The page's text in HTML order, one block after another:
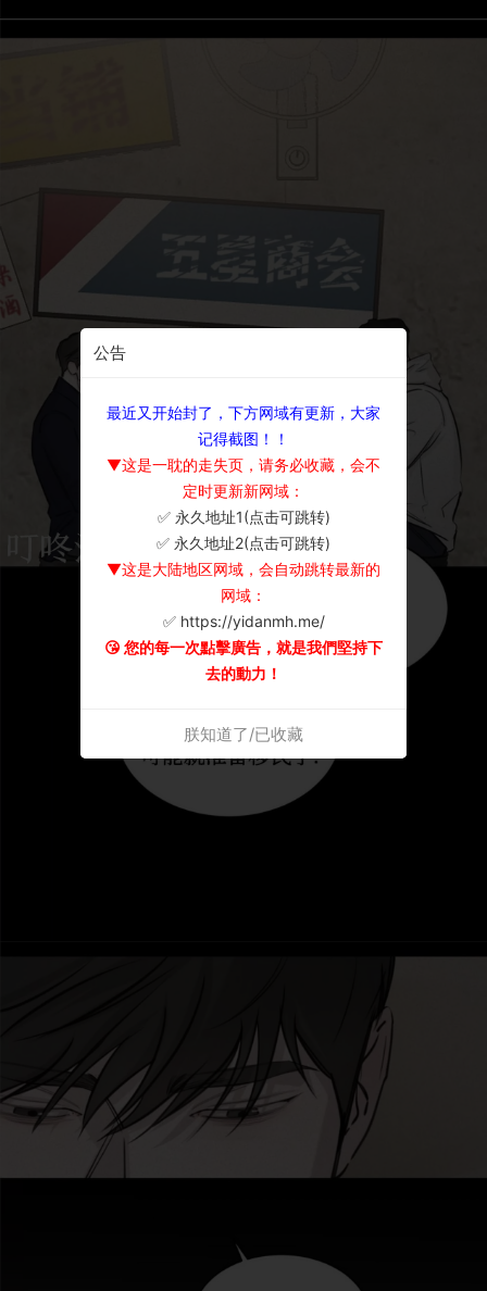
公告
最近又开始封了，下方网域有更新，大家
记得截图！！
▼这是一耽的走失页，请务必收藏，会不
定时更新新网域：
✅ 永久地址1(点击可跳转)
✅ 永久地址2(点击可跳转)
▼这是大陆地区网域，会自动跳转最新的
网域：
✅ https://yidanmh.me/
😘 您的每一次點擊廣告，就是我們堅持下
去的動力！
朕知道了/已收藏